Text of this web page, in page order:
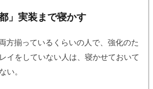
」実装まで寝かす
方揃っているくらいの人で、強化のた
イをしていない人は、寝かせておいて
い。